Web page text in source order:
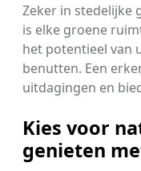
Zeker in stedelijke
is elke groene
het potentieel van
benutten. Een
uitdagingen en
Kies voor
genieten